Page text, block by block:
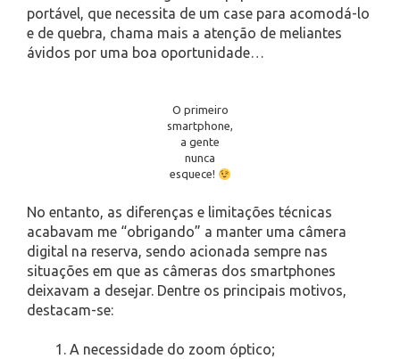
portável, que necessita de um case para acomodá-lo
e de quebra, chama mais a atenção de meliantes
ávidos por uma boa oportunidade…
O primeiro
smartphone,
a gente
nunca
esquece!
No entanto, as diferenças e limitações técnicas
acabavam me “obrigando” a manter uma câmera
digital na reserva, sendo acionada sempre nas
situações em que as câmeras dos smartphones
deixavam a desejar. Dentre os principais motivos,
destacam-se:
A necessidade do zoom óptico;